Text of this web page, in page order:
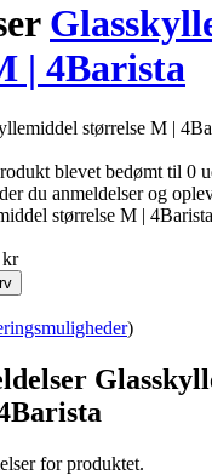
| 4Barista
størrelse M |
blevet bedømt til 0
du anmeldelser og
størrelse M |
kr
)
for produktet.